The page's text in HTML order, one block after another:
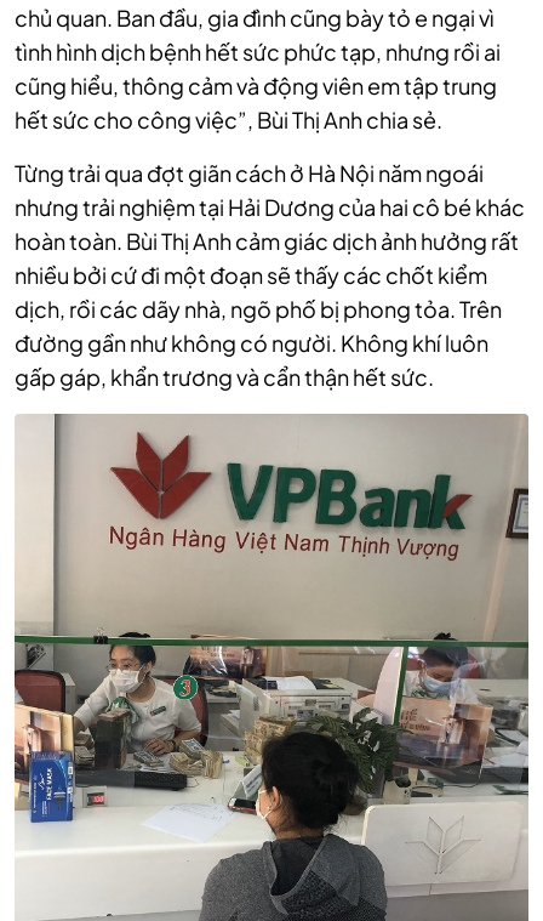
chủ quan. Ban đầu, gia đình cũng bày tỏ e ngại vì
tình hình dịch bệnh hết sức phức tạp, nhưng rồi ai
cũng hiểu, thông cảm và động viên em tập trung
hết sức cho công việc”, Bùi Thị Anh chia sẻ.
Từng trải qua đợt giãn cách ở Hà Nội năm ngoái
nhưng trải nghiệm tại Hải Dương của hai cô bé khác
hoàn toàn. Bùi Thị Anh cảm giác dịch ảnh hưởng rất
nhiều bởi cứ đi một đoạn sẽ thấy các chốt kiểm
dịch, rồi các dãy nhà, ngõ phố bị phong tỏa. Trên
đường gần như không có người. Không khí luôn
gấp gáp, khẩn trương và cẩn thận hết sức.